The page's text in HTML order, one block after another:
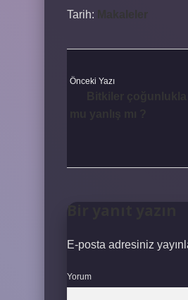
Tarih: Makaleler
Önceki Yazı
E-posta adresiniz
Yorum